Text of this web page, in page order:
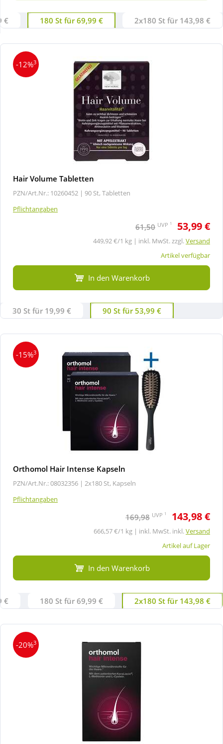
Wellness
€ 180 St für 69,99 € 2x180 St für 143,98 €
-12%3
Hair Volume Tabletten
PZN/Art.Nr.: 10260452 | 90 St, Tabletten
Pflichtangaben
61,50 UVP 1 53,99 €
449,92 €/1 kg | inkl. MwSt. zzgl.Versand
Artikel verfügbar
In den Warenkorb
30 St für 19,99 € 90 St für 53,99 €
-15%3
Orthomol Hair Intense Kapseln
PZN/Art.Nr.: 08032356 | 2x180 St, Kapseln
Pflichtangaben
169,98 UVP 1 143,98 €
666,57 €/1 kg | inkl. MwSt. inkl.Versand
Artikel auf Lager
In den Warenkorb
€ 180 St für 69,99 € 2x180 St für 143,98 €
-20%3